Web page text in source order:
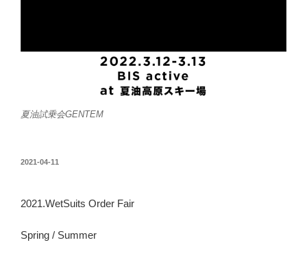
夏油試乗会GENTEM
投
2021-04-11
2021.WetSuits Order Fair
Spring / Summer